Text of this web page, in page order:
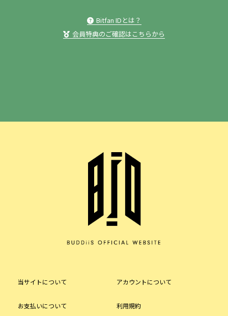
Bitfan IDとは？
会員特典のご確認はこちらから
当サイトについて アカウントについて
お支払いについて 利用規約